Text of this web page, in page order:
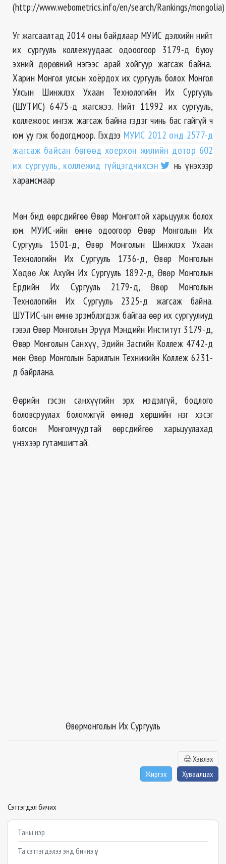
(http://www.webometrics.info/en/search/Rankings/mongolia)
Уг жагсаалтад 2014 оны байдлаар МУИС дэлхийн нийт
их сургууль коллежуудаас одооогоор 3179-д буюу
эхний дөрөвний нэгээс арай хойгуур жагсаж байна.
Харин Монгол улсын хоёрдох их сургууль болох Монгол
Улсын Шинжлэх Ухаан Технологийн Их Сургууль
(ШУТИС) 6475-д жагсжээ. Нийт 11992 их сургууль,
коллежоос ингэж жагсаж байна гэдэг чинь бас гайгүй ч
юм уу гэж бодогдмоор. Гэхдээ МУИС 2012 онд 2577-д
жагсаж байсан бөгөөд хоёрхон жилийн дотор 602
их сургууль, коллежид гүйцэгдчихсэн
нь үнэхээр
харамсмаар
Мөн бид өөрсдийгөө Өвөр Монголтой харьцуулж болох
юм. МУИС-ийн өмнө одоогоор Өвөр Монголын Их
Сургууль 1501-д, Өвөр Монголын Шинжлэх Ухаан
Технологийн Их Сургууль 1736-д, Өвөр Монголын
Хөдөө Аж Ахуйн Их Сургууль 1892-д, Өвөр Монголын
Ердийн Их Сургууль 2179-д, Өвөр Монголын
Технологийн Их Сургууль 2325-д жагсаж байна.
ШУТИС-ын өмнө эрэмблэгдэж байгаа өөр их сургуулиуд
гэвэл Өвөр Монголын Эрүүл Мэндийн Институт 3179-д,
Өвөр Монголын Санхүү, Эдийн Засгийн Коллеж 4742-д
мөн Өвөр Монголын Барилгын Техникийн Коллеж 6231-
д байрлана.
Өөрийн гэсэн санхүүгийн эрх мэдэлгүй, бодлого
боловсруулах боломжгүй өмнөд хөршийн нэг хэсэг
болсон Монголчуудтай өөрсдийгөө харьцуулахад
үнэхээр гутамшигтай.
Өвөрмонголын Их Сургууль
Хэвлэх
Жиргэх
Хуваалцах
Сэтгэгдэл бичих
Example textarea